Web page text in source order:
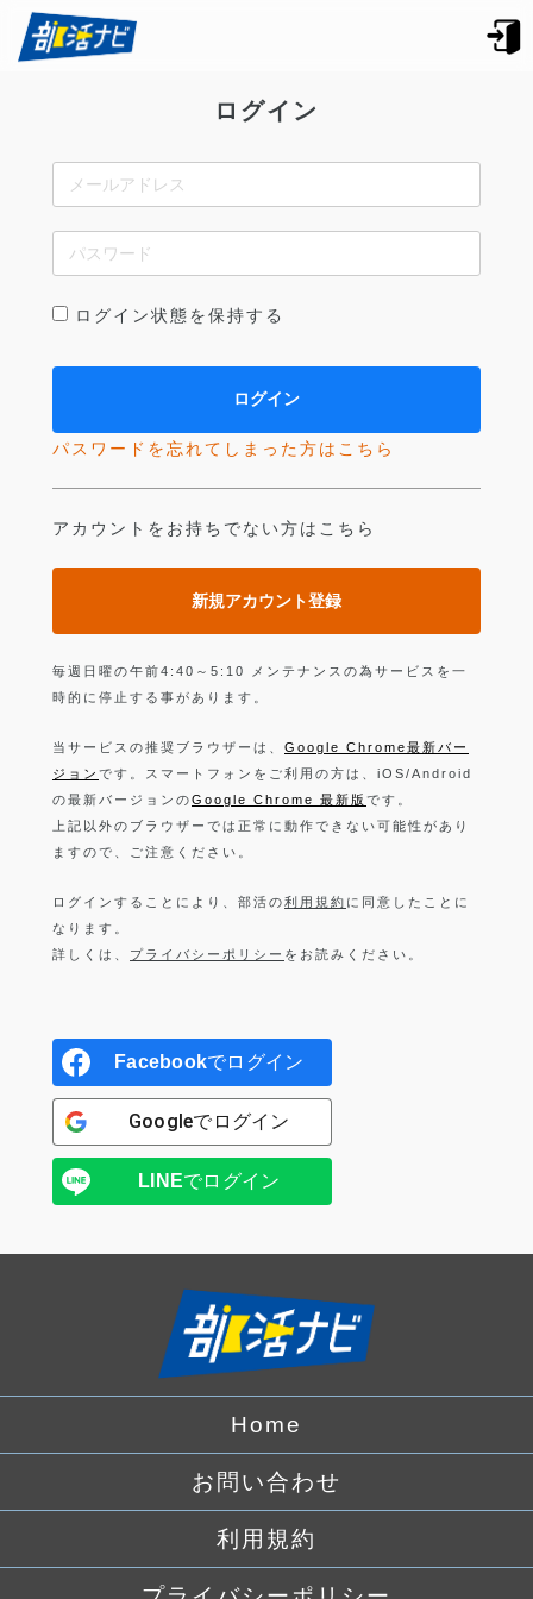
ログイン
ログイン状態を保持する
パスワードを忘れてしまった方はこちら
アカウントをお持ちでない方はこちら
新規アカウント登録
毎週日曜の午前4:40～5:10 メンテナンスの為サービスを一
時的に停止する事があります。
当サービスの推奨ブラウザーは、 Google Chrome最新バー
ジョン です。スマートフォンをご利用の方は、iOS/Android
の最新バージョンのGoogle Chrome 最新版 です。
上記以外のブラウザーでは正常に動作できない可能性があり
ますので、ご注意ください。
ログインすることにより、部活の利用規約 に同意したことに
なります。
詳しくは、 プライバシーポリシー をお読みください。
Facebookでログイン
Googleでログイン
LINEでログイン
Home
お問い合わせ
利用規約